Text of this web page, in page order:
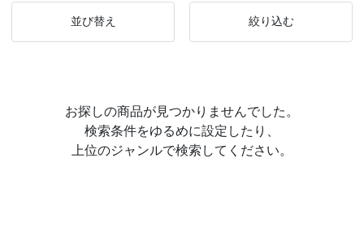
並び替え 絞り込む
お探しの商品が見つかりませんでした。
検索条件をゆるめに設定したり、
上位のジャンルで検索してください。